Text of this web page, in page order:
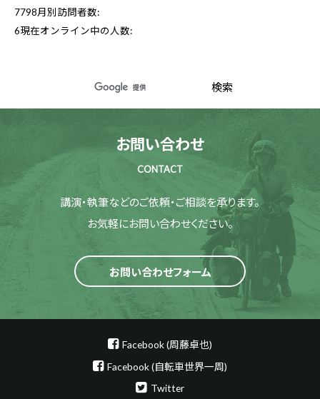
7798月別訪問者数:
6現在オンライン中の人数:
お問い合わせ
CONTACT
講演・執筆などのご依頼・ご相談を承ります。
お気軽にお問い合わせください。
お問い合わせフォーム
Facebook (周藤卓也)
Facebook (自転車世界一周)
Twitter